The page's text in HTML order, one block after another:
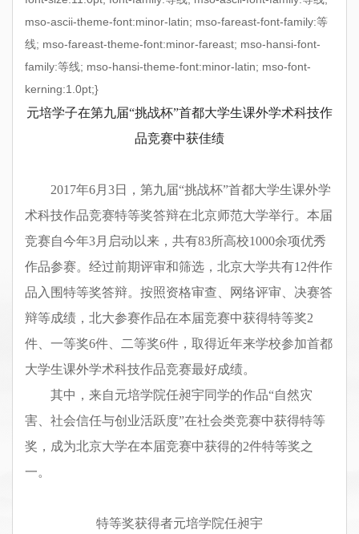
mso-ascii-theme-font:minor-latin; mso-fareast-font-family:等
线; mso-fareast-theme-font:minor-fareast; mso-hansi-font-
family:等线; mso-hansi-theme-font:minor-latin; mso-font-
kerning:1.0pt;}
元培学子在第九届“挑战杯”首都大学生课外学术科技作
品竞赛中获佳绩
2017年6月 3日，第九届“挑战杯”首都大学生课外学
术科技作品竞赛特等奖答辩在北京师范大学举行。本届
竞赛自今年3月启动以来，共有83所高校1000余项优秀
作品参赛。经过前期评审和筛选，北京大学共有12件作
品入围特等奖答辩。按照资格审查、网络评审、决赛答
辩等成绩，北大参赛作品在本届竞赛中获得特等奖2
件、一等奖6件、二等奖6件，取得近年来学校参加首都
大学生课外学术科技作品竞赛最好成绩。
其中，来自元培学院任昶宇同学的作品“自然灾
害、社会信任与创业活跃度”在社会类竞赛中获得特等
奖，成为北京大学在本届竞赛中获得的2件特等奖之
一。
特等奖获得者元培学院任昶宇